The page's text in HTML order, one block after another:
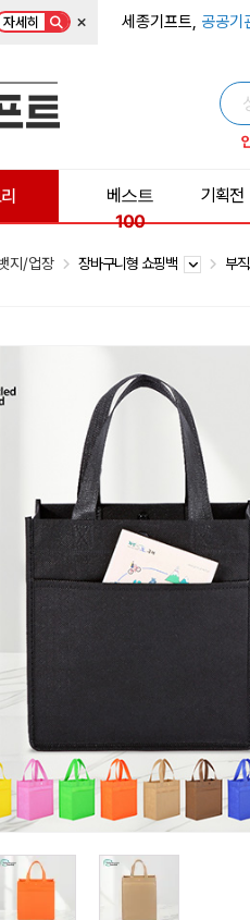
자세히 × 세종기프트, 공공기
베스트
100
기획전
지/업장 장바구니형 쇼핑백 부